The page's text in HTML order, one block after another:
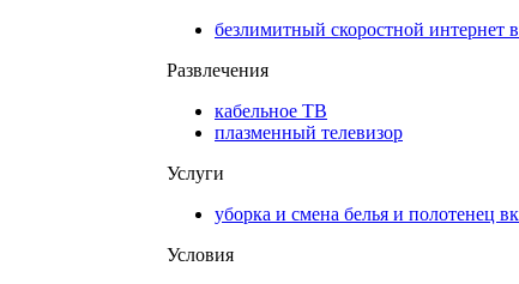
безлимитный скоростной интернет
Развлечения
кабельное ТВ
плазменный телевизор
Услуги
уборка и смена белья и полотенец
Условия